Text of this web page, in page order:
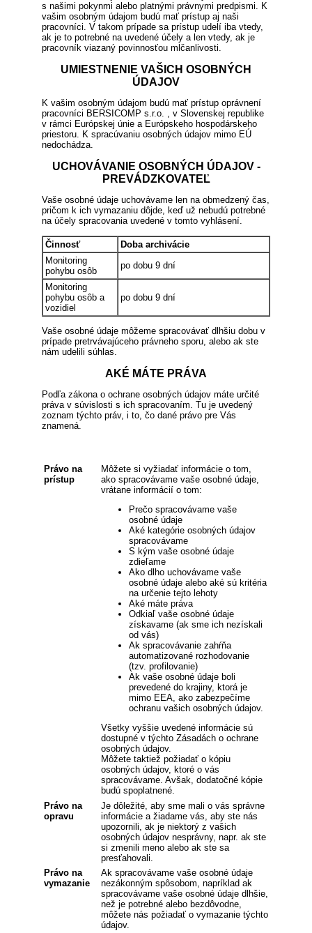
s našimi pokynmi alebo platnými právnymi predpismi. K
vašim osobným údajom budú mať prístup aj naši
pracovníci. V takom prípade sa prístup udelí iba vtedy,
ak je to potrebné na uvedené účely a len vtedy, ak je
pracovník viazaný povinnosťou mlčanlivosti.
UMIESTNENIE VAŠICH OSOBNÝCH
ÚDAJOV
K vašim osobným údajom budú mať prístup oprávnení
pracovníci BERSICOMP s.r.o. , v Slovenskej republike
v rámci Európskej únie a Európskeho hospodárskeho
priestoru. K spracúvaniu osobných údajov mimo EÚ
nedochádza.
UCHOVÁVANIE OSOBNÝCH ÚDAJOV -
PREVÁDZKOVATEĽ
Vaše osobné údaje uchovávame len na obmedzený čas,
pričom k ich vymazaniu dôjde, keď už nebudú potrebné
na účely spracovania uvedené v tomto vyhlásení.
Činnosť
Doba archivácie
Monitoring
pohybu osôb
po dobu 9 dní
Monitoring
pohybu osôb a
vozidiel
po dobu 9 dní
Vaše osobné údaje môžeme spracovávať dlhšiu dobu v
prípade pretrvávajúceho právneho sporu, alebo ak ste
nám udelili súhlas.
AKÉ MÁTE PRÁVA
Podľa zákona o ochrane osobných údajov máte určité
práva v súvislosti s ich spracovaním. Tu je uvedený
zoznam týchto práv, i to, čo dané právo pre Vás
znamená.
Právo na
prístup
Môžete si vyžiadať informácie o tom,
ako spracovávame vaše osobné údaje,
vrátane informácií o tom:
Prečo spracovávame vaše
osobné údaje
Aké kategórie osobných údajov
spracovávame
S kým vaše osobné údaje
zdieľame
Ako dlho uchovávame vaše
osobné údaje alebo aké sú kritéria
na určenie tejto lehoty
Aké máte práva
Odkiaľ vaše osobné údaje
získavame (ak sme ich nezískali
od vás)
Ak spracovávanie zahŕňa
automatizované rozhodovanie
(tzv. profilovanie)
Ak vaše osobné údaje boli
prevedené do krajiny, ktorá je
mimo EEA, ako zabezpečíme
ochranu vašich osobných údajov.
Všetky vyššie uvedené informácie sú
dostupné v týchto Zásadách o ochrane
osobných údajov.
Môžete taktiež požiadať o kópiu
osobných údajov, ktoré o vás
spracovávame. Avšak, dodatočné kópie
budú spoplatnené.
Právo na
opravu
Je dôležité, aby sme mali o vás správne
informácie a žiadame vás, aby ste nás
upozornili, ak je niektorý z vašich
osobných údajov nesprávny, napr. ak ste
si zmenili meno alebo ak ste sa
presťahovali.
Právo na
vymazanie
Ak spracovávame vaše osobné údaje
nezákonným spôsobom, napríklad ak
spracovávame vaše osobné údaje dlhšie,
než je potrebné alebo bezdôvodne,
môžete nás požiadať o vymazanie týchto
údajov.